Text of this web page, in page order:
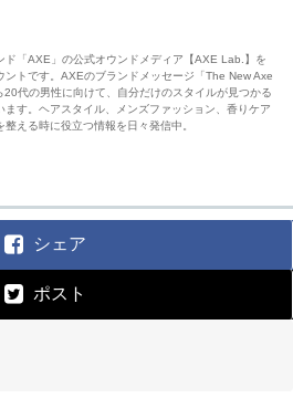
ド「AXE」の公式オウンドメディア【AXE Lab.】を
ントです。AXEのブランドメッセージ「The New Axe
代の男性に向けて、自分だけのスタイルが見つかる
ます。ヘアスタイル、メンズファッション、香りケア
える時に役立つ情報を日々発信中。
シェア
ポスト